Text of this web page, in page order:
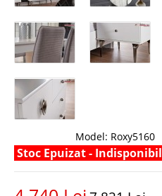
Model: Roxy5160
Stoc Epuizat - Indisponibil